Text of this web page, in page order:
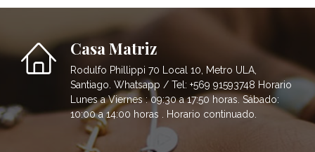
Casa Matriz
Rodulfo Phillippi 70 Local 10, Metro ULA,
Santiago. Whatsapp / Tel: +569 91593748 Horario
Lunes a Viernes : 09:30 a 17:50 horas. Sábado:
10:00 a 14:00 horas . Horario continuado.